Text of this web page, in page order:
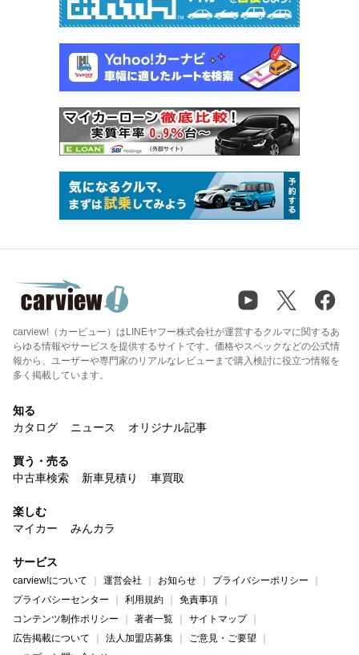
carview!（カービュー）はLINEヤフー株式会社が運営するクルマに関するあ
らゆる情報やサービスを提供するサイトです。価格やスペックなどの公式情
報から、ユーザーや専門家のリアルなレビューまで購入検討に役立つ情報を
多く掲載しています。
知る
カタログ
ニュース オリジナル記事
買う・売る
中古車検索
新車見積り 車買取
楽しむ
マイカー
みんカラ
サービス
carview!について 運営会社 お知らせ
プライバシーポリシー
プライバシーセンター
利用規約
免責事項
コンテンツ制作ポリシー
著者一覧
サイトマップ
広告掲載について
法人加盟店募集
ご意見・ご要望